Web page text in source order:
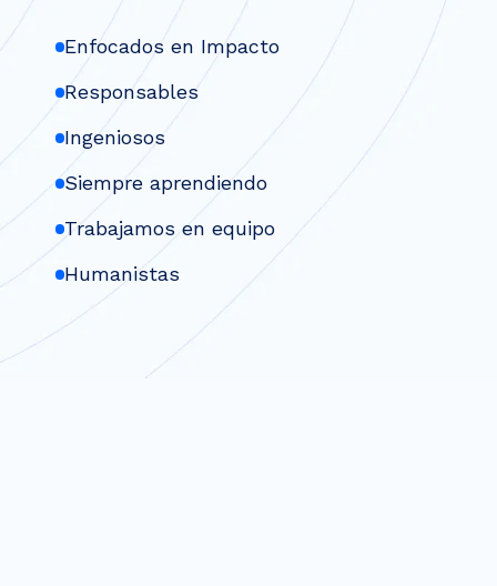
Enfocados en Impacto
Responsables
Ingeniosos
Siempre aprendiendo
Trabajamos en equipo
Humanistas